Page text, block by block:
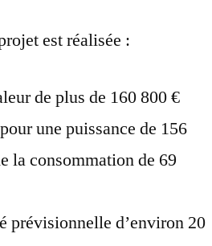
est réalisée :
de plus de 160 800 €
une puissance de 156
la consommation de 69
prévisionnelle d’environ 20